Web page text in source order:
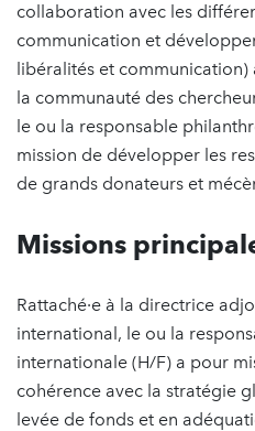
collaboration avec les
communication et
libéralités et communication)
la communauté des
le ou la responsable
mission de développer les
de grands donateurs et
Missions
Rattaché·e à la directrice
international, le ou la
internationale (H/F) a pour
cohérence avec la stratégie
levée de fonds et en